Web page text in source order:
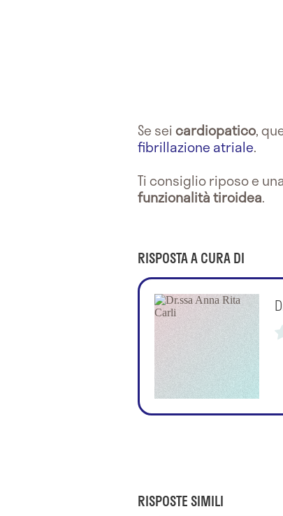
Se seicardiopatico,
fibrillazione atriale.
Ti consiglio riposo e
funzionalità tiroidea.
RISPOSTA A CURA DI
RISPOSTE SIMILI